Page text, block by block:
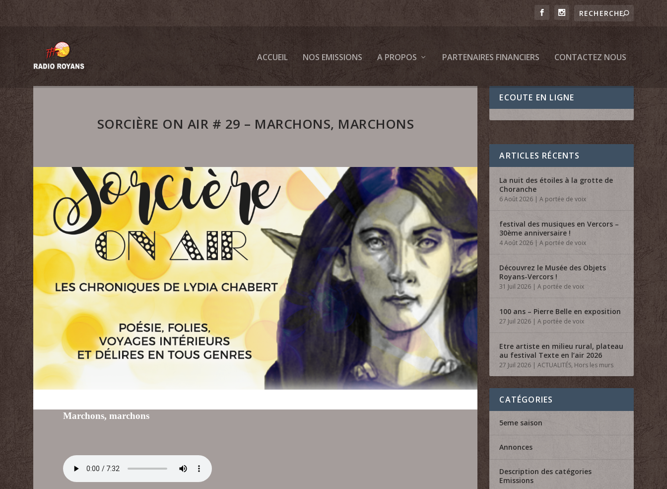
ACCUEIL NOS EMISSIONS A PROPOS PARTENAIRES FINANCIERS CONTACTEZ NOUS
SORCIÈRE ON AIR # 29 – MARCHONS, MARCHONS
Marchons, marchons
ECOUTE EN LIGNE
ARTICLES RÉCENTS
La nuit des étoiles à la grotte de
Choranche
6 Août 2026 |A portée de voix
festival des musiques en Vercors –
30ème anniversaire !
4 Août 2026 |A portée de voix
Découvrez le Musée des Objets
Royans-Vercors !
31 Juil 2026 |A portée de voix
100 ans – Pierre Belle en exposition
27 Juil 2026 |A portée de voix
Etre artiste en milieu rural, plateau
au festival Texte en l’air 2026
27 Juil 2026 |ACTUALITÉS, Hors les murs
CATÉGORIES
5eme saison
Annonces
Description des catégories
Emissions